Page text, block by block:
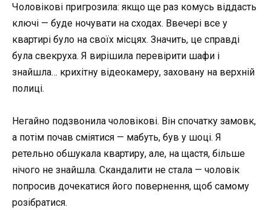
Чоловікові пригрозила: якщо ще раз комусь віддасть
ключі — буде ночувати на сходах. Ввечері все у
квартирі було на своїх місцях. Значить, це справді
була свекруха. Я вирішила перевірити шафи і
знайшла… крихітну відеокамеру, заховану на верхній
полиці.
Негайно подзвонила чоловікові. Він спочатку замовк,
а потім почав сміятися — мабуть, був у шоці. Я
ретельно обшукала квартиру, але, на щастя, більше
нічого не знайшла. Скандалити не стала — чоловік
попросив дочекатися його повернення, щоб самому
розібратися.